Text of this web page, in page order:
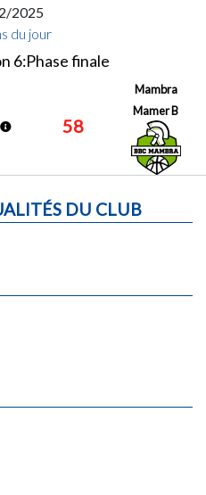
2025
du jour
6:Phase finale
58
Mambra
Mamer B
DU CLUB